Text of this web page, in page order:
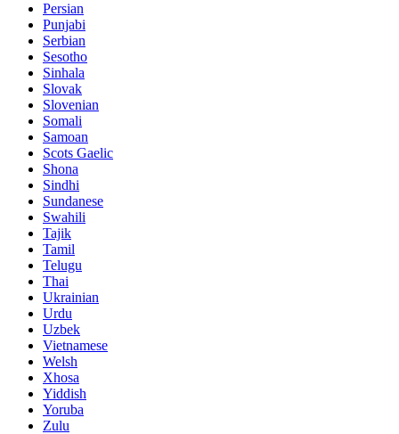
Persian
Punjabi
Serbian
Sesotho
Sinhala
Slovak
Slovenian
Somali
Samoan
Scots Gaelic
Shona
Sindhi
Sundanese
Swahili
Tajik
Tamil
Telugu
Thai
Ukrainian
Urdu
Uzbek
Vietnamese
Welsh
Xhosa
Yiddish
Yoruba
Zulu